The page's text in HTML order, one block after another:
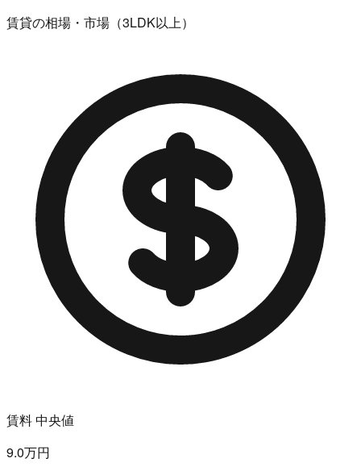
賃貸の相場・市場（3LDK以上）
賃料 中央値
9.0万円